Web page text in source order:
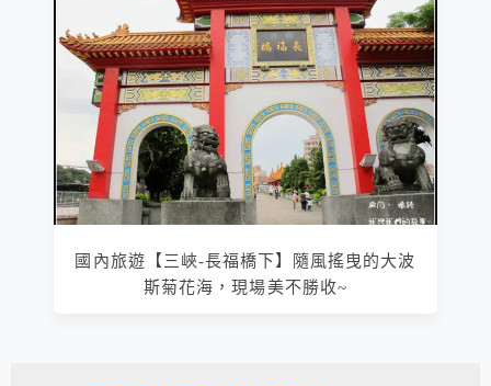
國內旅遊【三峽-長福橋下】隨風搖曳的大波
斯菊花海，現場美不勝收~